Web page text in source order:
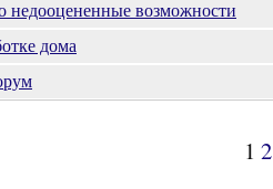
недооцененные возможности
дома
1 2